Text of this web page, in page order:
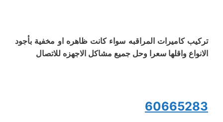
تركيب كاميرات المراقبه سواء كانت ظاهره او مخفية بأجود
الانواع واقلها سعرا وحل جميع مشاكل الاجهزه للاتصال
60665283